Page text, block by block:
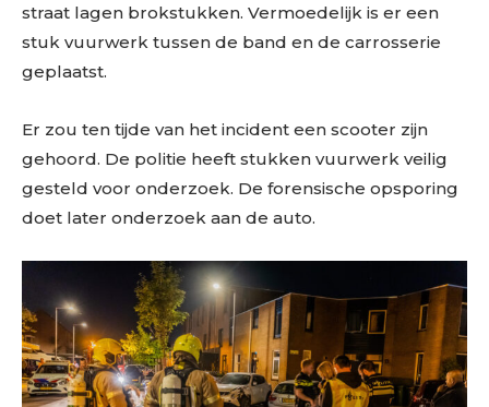
straat lagen brokstukken. Vermoedelijk is er een
stuk vuurwerk tussen de band en de carrosserie
geplaatst.
Er zou ten tijde van het incident een scooter zijn
gehoord. De politie heeft stukken vuurwerk veilig
gesteld voor onderzoek. De forensische opsporing
doet later onderzoek aan de auto.